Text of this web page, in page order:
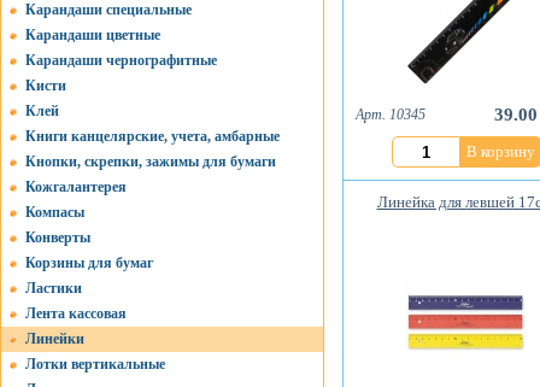
Карандаши специальные
Карандаши цветные
Карандаши чернографитные
Кисти
Клей
Книги канцелярские, учета, амбарные
Кнопки, скрепки, зажимы для бумаги
Кожгалантерея
Компасы
Конверты
Корзины для бумаг
Ластики
Лента кассовая
Линейки
Лотки вертикальные
Арт. 10345
В корзину
Линейка для левшей